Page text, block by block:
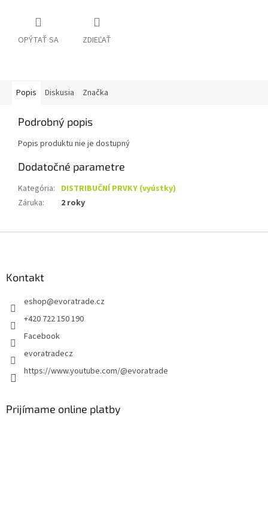
OPÝTAŤ SA ZDIEĽAŤ
Popis Diskusia Značka
Podrobný popis
Popis produktu nie je dostupný
Dodatočné parametre
Kategória: DISTRIBUČNÍ PRVKY (vyústky)
Záruka: 2 roky
Kontakt
eshop@evoratrade.cz
+420 722 150 190
Facebook
evoratradecz
https://www.youtube.com/@evoratrade
Prijímame online platby